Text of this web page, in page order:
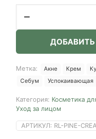
товара
Calming
Cream,
50ml
ДОБАВИТЬ
Метка: Акне Крем
Себум
Успокаивающая
Категория: Косметика
Уход за лицом
АРТИКУЛ: RL-PINE-